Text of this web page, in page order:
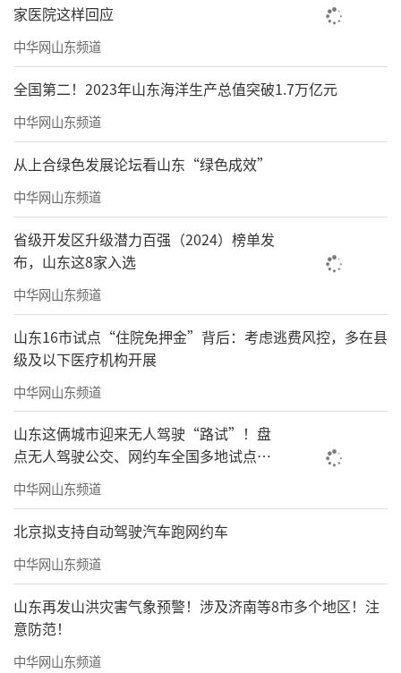
家医院这样回应
中华网山东频道
全国第二！2023年山东海洋生产总值突破1.7万亿元
中华网山东频道
从上合绿色发展论坛看山东“绿色成效”
中华网山东频道
省级开发区升级潜力百强（2024）榜单发
布，山东这8家入选
中华网山东频道
山东16市试点“住院免押金”背后：考虑逃费风控，多在县
级及以下医疗机构开展
中华网山东频道
山东这俩城市迎来无人驾驶“路试”！盘
点无人驾驶公交、网约车全国多地试点之
路
中华网山东频道
北京拟支持自动驾驶汽车跑网约车
中华网山东频道
山东再发山洪灾害气象预警！涉及济南等8市多个地区！注
意防范！
中华网山东频道